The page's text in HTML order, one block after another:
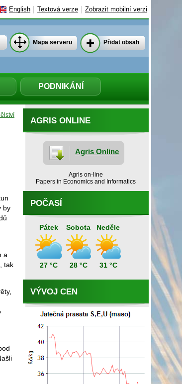
English Textová verze Zobrazit mobilní verzi
PODNIKÁNÍ
Mapa serveru Přidat obsah
by
a
tak
AGRIS ONLINE
Agris Online
Agris on-line
Papers in Economics and Informatics
POČASÍ
Pátek
27 °C
Sobota
28 °C
Neděle
31 °C
VÝVOJ CEN